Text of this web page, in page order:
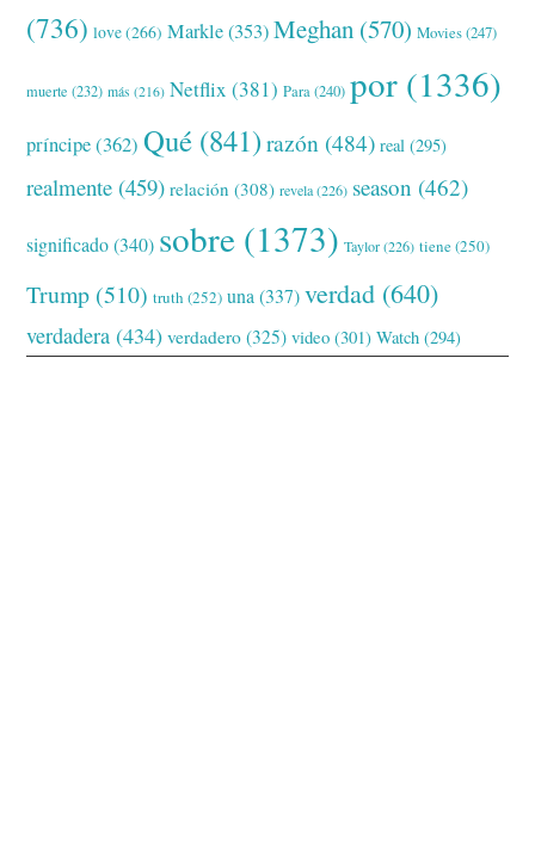
(736) love(266) Markle(353) Meghan (570) Movies(247)
muerte (232) más (216) Netflix (381) Para(240) por (1336)
príncipe(362) Qué (841) razón (484) real (295)
realmente (459) relación (308) revela(226) season (462)
significado(340) sobre (1373) Taylor(226) tiene(250)
Trump (510) truth (252) una (337) verdad (640)
verdadera (434) verdadero (325) video (301) Watch (294)